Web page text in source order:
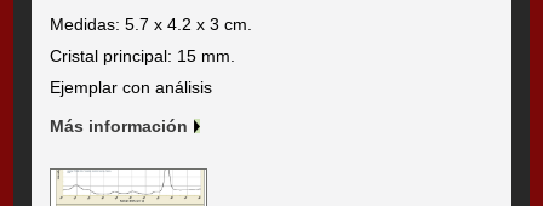
Medidas: 5.7 x 4.2 x 3 cm.
Cristal principal: 15 mm.
Ejemplar con análisis
Más información